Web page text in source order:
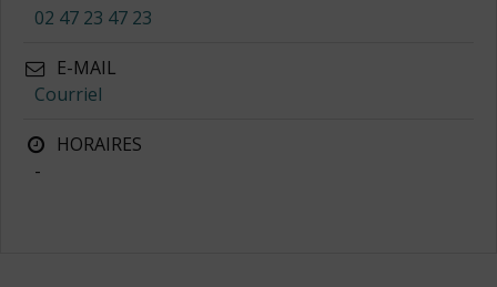
02 47 23 47 23
E-MAIL
Courriel
HORAIRES
-